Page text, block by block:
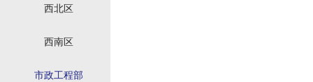
西北区
西南区
市政工程部